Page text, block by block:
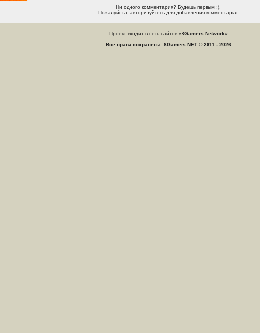
Ни одного комментария? Будешь первым :).
Пожалуйста, авторизуйтесь для добавления комментария.
Проект входит в сеть сайтов «8Gamers Network»
Все права сохранены. 8Gamers.NET © 2011 - 2026